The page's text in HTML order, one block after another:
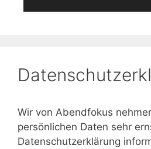
Wir von Abendfokus
persönlichen Daten sehr
Datenschutzerklärung